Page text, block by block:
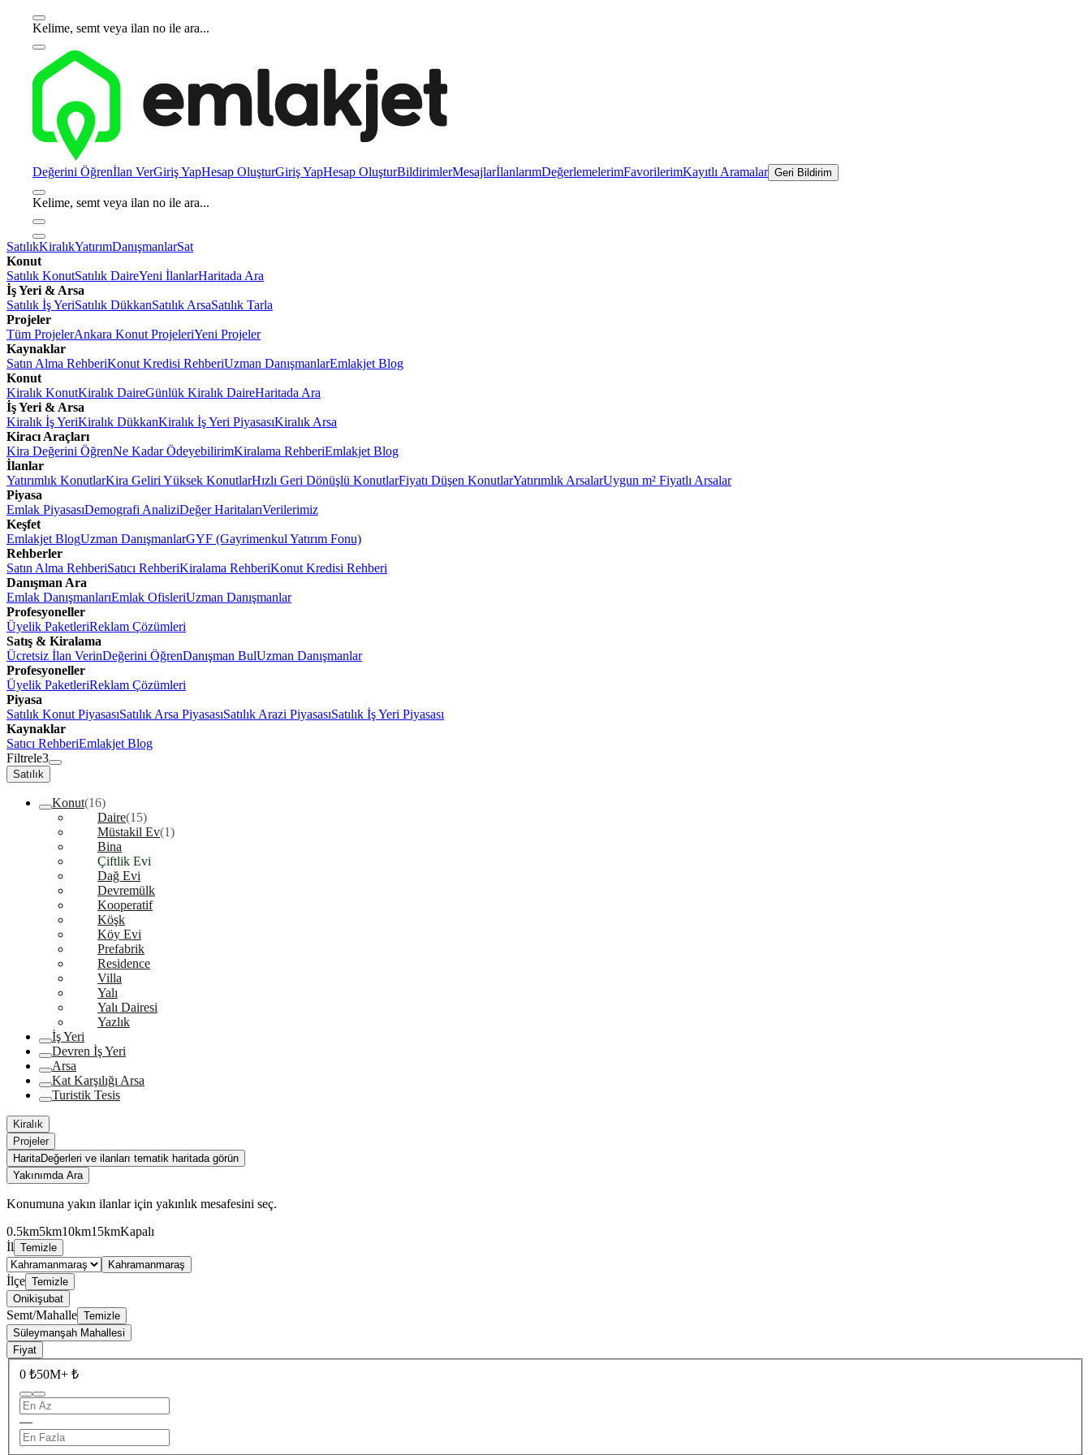
Kelime, semt veya ilan no ile ara...
Değerini Öğrenİlan VerGiriş YapHesap OluşturGiriş YapHesap OluşturBildirimlerMesajlarİlanlarımDeğerlemelerimFavorilerimKayıtlı Aramalar Geri Bildirim
Kelime, semt veya ilan no ile ara...
SatılıkKiralıkYatırımDanışmanlarSat
Konut
Satılık KonutSatılık DaireYeni İlanlarHaritada Ara
İş Yeri & Arsa
Satılık İş YeriSatılık DükkanSatılık ArsaSatılık Tarla
Projeler
Tüm ProjelerAnkara Konut ProjeleriYeni Projeler
Kaynaklar
Satın Alma RehberiKonut Kredisi RehberiUzman DanışmanlarEmlakjet Blog
Konut
Kiralık KonutKiralık DaireGünlük Kiralık DaireHaritada Ara
İş Yeri & Arsa
Kiralık İş YeriKiralık DükkanKiralık İş Yeri PiyasasıKiralık Arsa
Kiracı Araçları
Kira Değerini ÖğrenNe Kadar ÖdeyebilirimKiralama RehberiEmlakjet Blog
İlanlar
Yatırımlık KonutlarKira Geliri Yüksek KonutlarHızlı Geri Dönüşlü KonutlarFiyatı Düşen KonutlarYatırımlık ArsalarUygun m² Fiyatlı Arsalar
Piyasa
Emlak PiyasasıDemografi AnaliziDeğer HaritalarıVerilerimiz
Keşfet
Emlakjet BlogUzman DanışmanlarGYF (Gayrimenkul Yatırım Fonu)
Rehberler
Satın Alma RehberiSatıcı RehberiKiralama RehberiKonut Kredisi Rehberi
Danışman Ara
Emlak DanışmanlarıEmlak OfisleriUzman Danışmanlar
Profesyoneller
Üyelik PaketleriReklam Çözümleri
Satış & Kiralama
Ücretsiz İlan VerinDeğerini ÖğrenDanışman BulUzman Danışmanlar
Profesyoneller
Üyelik PaketleriReklam Çözümleri
Piyasa
Satılık Konut PiyasasıSatılık Arsa PiyasasıSatılık Arazi PiyasasıSatılık İş Yeri Piyasası
Kaynaklar
Satıcı RehberiEmlakjet Blog
Filtrele3
Satılık
Konut(16)
Daire(15)
Müstakil Ev(1)
Bina
Çiftlik Evi
Dağ Evi
Devremülk
Kooperatif
Köşk
Köy Evi
Prefabrik
Residence
Villa
Yalı
Yalı Dairesi
Yazlık
İş Yeri
Devren İş Yeri
Arsa
Kat Karşılığı Arsa
Turistik Tesis
Kiralık
Projeler
HaritaDeğerleri ve ilanları tematik haritada görün
Yakınımda Ara
Konumuna yakın ilanlar için yakınlık mesafesini seç.
0.5km5km10km15kmKapalı
İl Temizle
Kahramanmaraş
İlçe Temizle
Onikişubat
Semt/Mahalle Temizle
Süleymanşah Mahallesi
Fiyat
0 ₺50M+ ₺
—